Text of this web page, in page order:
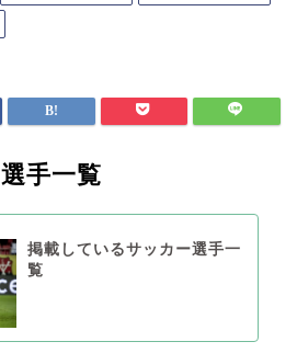
選手一覧
掲載しているサッカー選手一
覧